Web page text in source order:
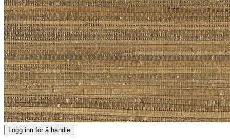
Logg inn for å handle